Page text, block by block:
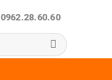
0962.28.60.60